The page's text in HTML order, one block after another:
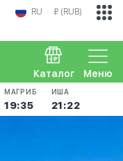
RU ₽ (RUB)
Меню
Каталог
МАГРИБ
19:35
ИША
21:22